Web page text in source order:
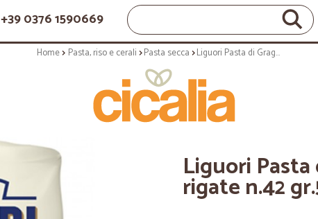
+39 0376 1590669
Home Pasta, riso e cerali Pasta secca Liguori Pasta di Gragnano IGP penne rigate n.42 gr.500
Liguori
rigate n.42